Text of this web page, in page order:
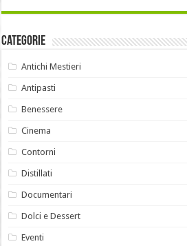
Categorie
Antichi Mestieri
Antipasti
Benessere
Cinema
Contorni
Distillati
Documentari
Dolci e Dessert
Eventi